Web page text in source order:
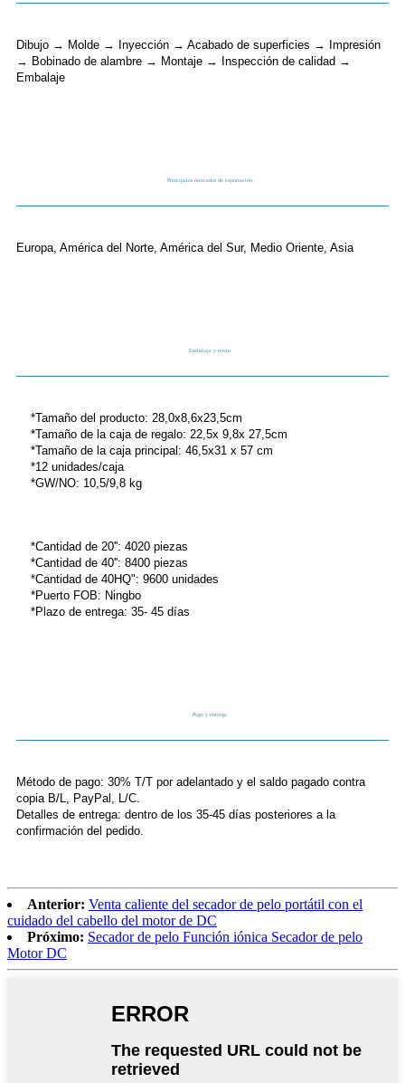
Dibujo → Molde → Inyección → Acabado de superficies → Impresión
→ Bobinado de alambre → Montaje → Inspección de calidad →
Embalaje
Principales mercados de exportación
Europa, América del Norte, América del Sur, Medio Oriente, Asia
Embalaje y envío
*Tamaño del producto: 28,0x8,6x23,5cm
*Tamaño de la caja de regalo: 22,5x 9,8x 27,5cm
*Tamaño de la caja principal: 46,5x31 x 57 cm
*12 unidades/caja
*GW/NO: 10,5/9,8 kg
*Cantidad de 20'': 4020 piezas
*Cantidad de 40'': 8400 piezas
*Cantidad de 40HQ": 9600 unidades
*Puerto FOB: Ningbo
*Plazo de entrega: 35- 45 días
Pago y entrega
Método de pago: 30% T/T por adelantado y el saldo pagado contra
copia B/L, PayPal, L/C.
Detalles de entrega: dentro de los 35-45 días posteriores a la
confirmación del pedido.
Anterior: Venta caliente del secador de pelo portátil con el
cuidado del cabello del motor de DC
Próximo: Secador de pelo Función iónica Secador de pelo
Motor DC